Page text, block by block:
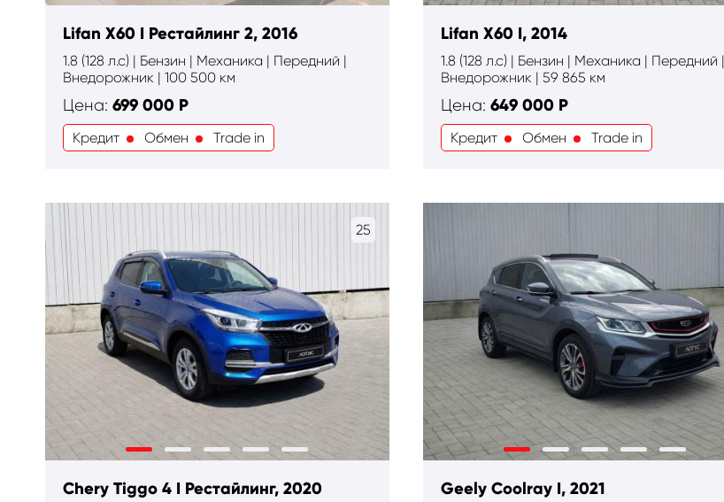
Lifan X60 I Рестайлинг 2, 2016
1.8 (128 л.с) | Бензин | Механика | Передний |
Внедорожник | 100 500 км
Цена: 699 000 Р
Кредит Обмен Trade in
Lifan X60 I, 2014
1.8 (128 л.с) | Бензин | Механика | Передний |
Внедорожник | 59 865 км
Цена: 649 000 Р
Кредит Обмен Trade in
25
Chery Tiggo 4 I Рестайлинг, 2020 Geely Coolray I, 2021